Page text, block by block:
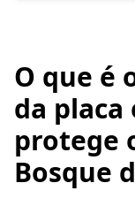
O que é
da placa
protege
Bosque